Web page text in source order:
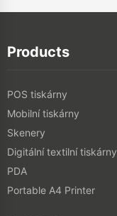
Products
POS tiskárny
Mobilní tiskárny
Skenery
Digitální textilní tiskárny
PDA
Portable A4 Printer